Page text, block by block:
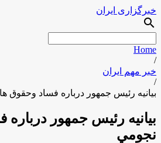
خبرگزاری ایران
search
Home
/
خبر مهم ایران
/
بيانيه رئيس جمهور درباره فساد وحقوق
بيانيه رئيس جمهور
نجومي